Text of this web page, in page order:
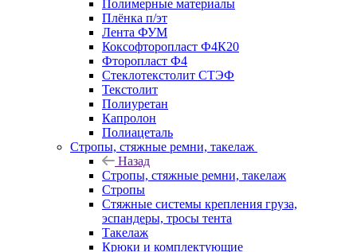
Полимерные материалы
Плёнка п/эт
Лента ФУМ
Коксофторопласт Ф4К20
Фторопласт Ф4
Стеклотекстолит СТЭФ
Текстолит
Полиуретан
Капролон
Полиацеталь
Стропы, стяжные ремни, такелаж
Назад
Стропы, стяжные ремни, такелаж
Стропы
Стяжные системы крепления груза,
эспандеры, тросы тента
Такелаж
Крюки и комплектующие